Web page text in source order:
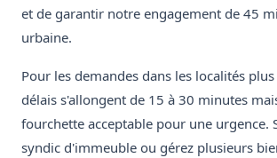
et de garantir notre engagement de 45
urbaine.
Pour les demandes dans les localités
délais s'allongent de 15 à 30 minutes
fourchette acceptable pour une urgence.
syndic d'immeuble ou gérez plusieurs